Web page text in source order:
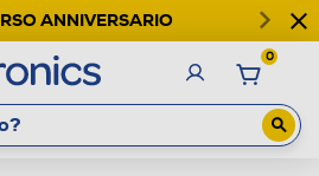
ANNIVERSARIO
0